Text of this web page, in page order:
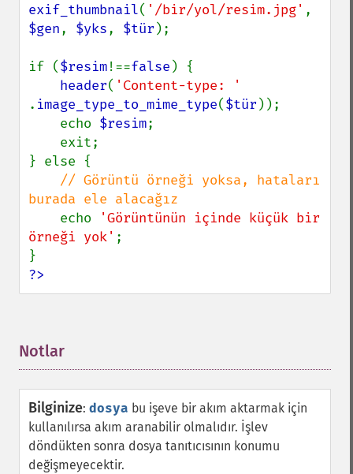
exif_thumbnail( '/bir/yol/resim.jpg'
$gen, $yks, $tür );
if ($resim!==false ) {
header(
. image_type_to_mime_type($tür ));
    echo
$resim;
} else {
// Görüntü örneği yoksa, hataları
burada ele alacağız
echo
'Görüntünün içinde küçük bir
örneği yok' ;
?>
Notlar
Bilginize: dosya bu işeve bir akım aktarmak için
kullanılırsa akım aranabilir olmalıdır. İşlev
döndükten sonra dosya tanıtıcısının konumu
değişmeyecektir.